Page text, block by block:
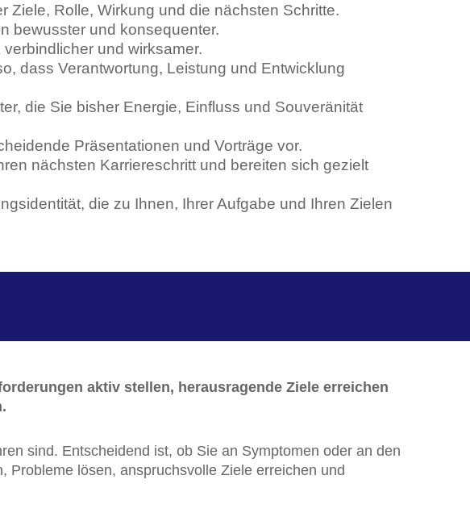
Ziele, Rolle, Wirkung und die nächsten Schritte.
bewusster und konsequenter.
und wirksamer.
dass Verantwortung, Leistung und Entwicklung
die Sie bisher Energie, Einfluss und Souveränität
Präsentationen und Vorträge vor.
nächsten Karriereschritt und bereiten sich gezielt
die zu Ihnen, Ihrer Aufgabe und Ihren Zielen
aktiv stellen, herausragende Ziele erreichen
sind. Entscheidend ist, ob Sie an Symptomen oder an den
Probleme lösen, anspruchsvolle Ziele erreichen und